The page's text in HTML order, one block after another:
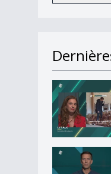
Le meilleur
SpaceX : les